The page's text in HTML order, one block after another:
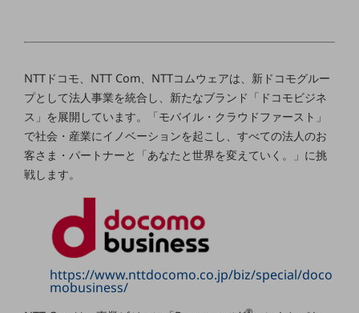
セキュリティ
その他のお悩みはこちら
業界から見つける
業界から見つけるTOP
製造業
NTTドコモ、NTT Com、NTTコムウェアは、新ドコモグルー
プとして法人事業を統合し、新たなブランド「ドコモビジネ
ス」を展開しています。「モバイル・クラウドファースト」
で社会・産業にイノベーションを起こし、すべての法人のお
客さま・パートナーと「あなたと世界を変えていく。」に挑
戦します。
https://www.nttdocomo.co.jp/biz/special/doco
mobusiness/